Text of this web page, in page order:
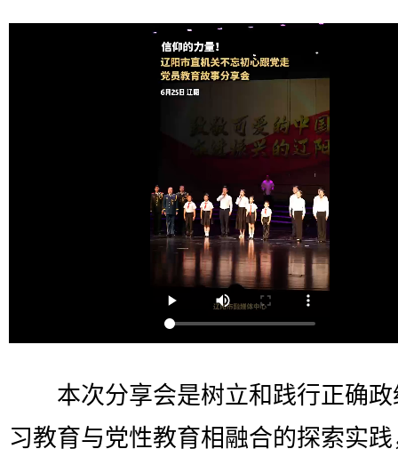
本次分享会是树立和践行正确政
习教育与党性教育相融合的探索实